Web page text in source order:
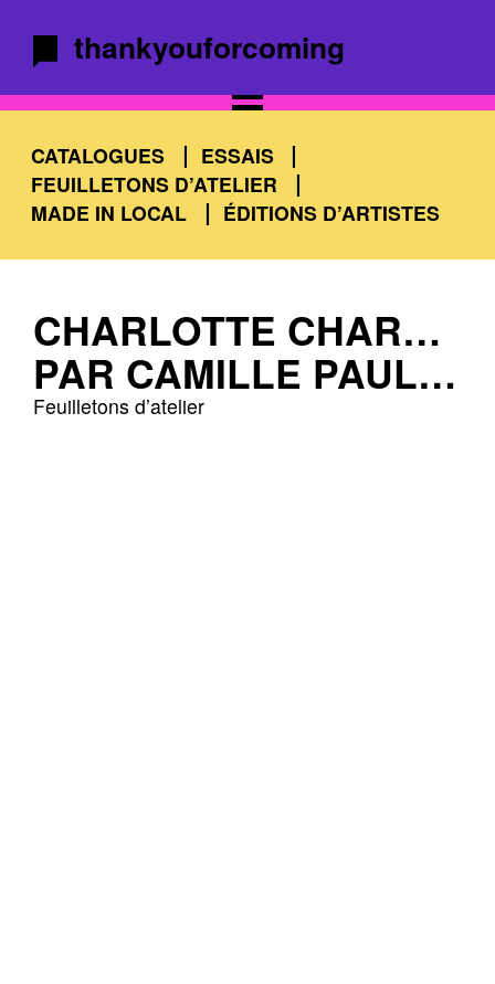
thankyouforcoming
CATALOGUES
ESSAIS
FEUILLETONS D’ATELIER
MADE IN LOCAL
ÉDITIONS D’ARTISTES
CHARLOTTE CHARBONNEL - L’ATELIER EST UNE FAÇON DE VOYAGER SANS SE DÉPLACER
PAR CAMILLE PAULHAN
Feuilletons d’atelier